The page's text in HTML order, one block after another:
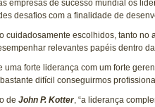
empresas de sucesso mundial os
desafios com a finalidade de
cuidadosamente escolhidos, tanto
relevantes papéis dentro
uma forte liderança com um forte
difícil conseguirmos
de John P. Kotter, “a liderança